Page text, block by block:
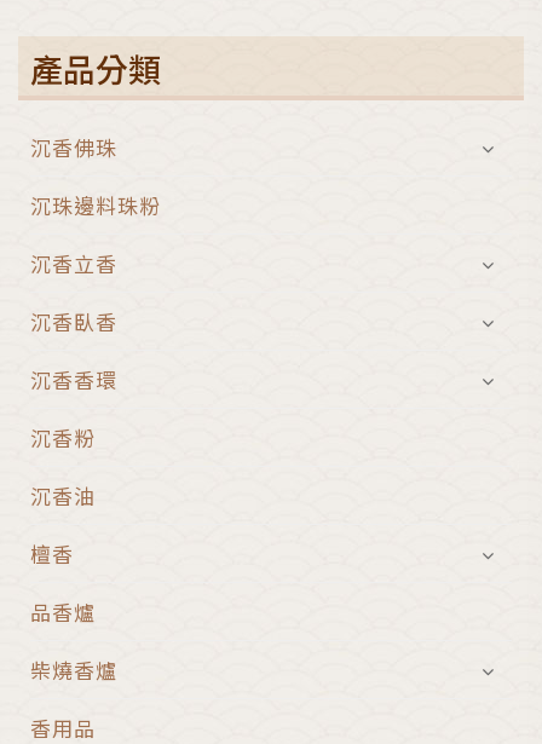
產品分類
沉香佛珠
沉珠邊料珠粉
沉香立香
沉香臥香
沉香香環
沉香粉
沉香油
檀香
品香爐
柴燒香爐
香用品